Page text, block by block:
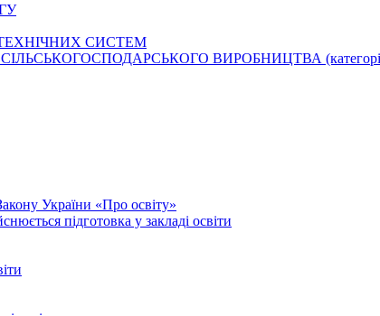
СИСТЕМ
ВИРОБНИЦТВА
України «Про освіту»
підготовка у закладі освіти